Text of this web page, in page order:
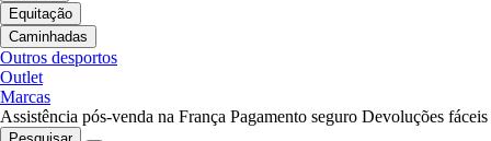
Equitação
Caminhadas
Outros desportos
Outlet
Marcas
Assistência pós-venda na França Pagamento seguro Devoluções fáceis